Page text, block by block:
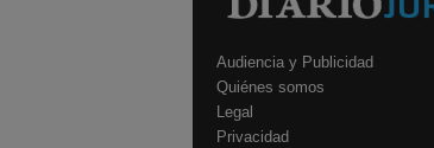
Audiencia y Publicidad
Quiénes somos
Legal
Privacidad